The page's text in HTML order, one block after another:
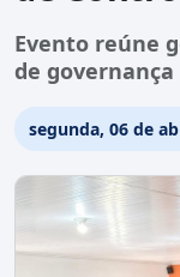
Evento reúne
de
segunda, 06 de